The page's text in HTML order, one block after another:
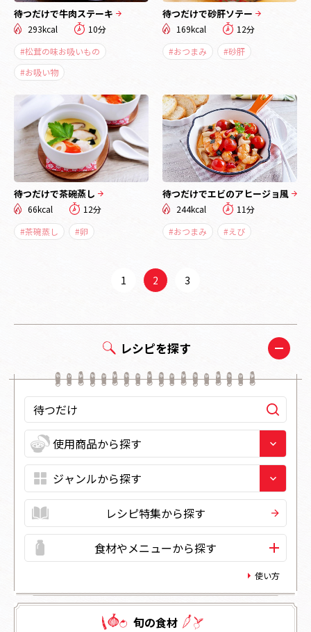
待つだけで牛肉ステーキ
293kcal
10分
#松茸の味お吸いもの
#お吸い物
待つだけで砂肝ソテー
169kcal
12分
#おつまみ
#砂肝
待つだけで茶碗蒸し
66kcal
12分
#茶碗蒸し
#卵
待つだけでエビのアヒージョ風
244kcal
11分
#おつまみ
#えび
1 2 3
レシピを探す
レシピ特集から探す
食材やメニューから探す
使い方
旬の⾷材